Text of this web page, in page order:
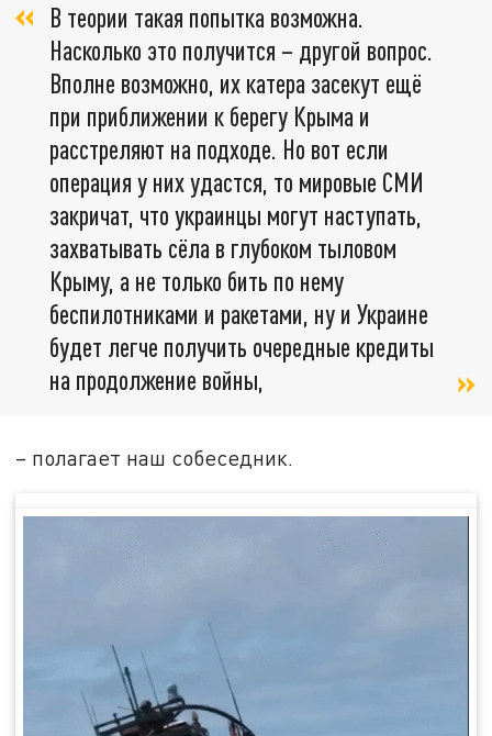
В теории такая попытка возможна.
Насколько это получится – другой вопрос.
Вполне возможно, их катера засекут ещё
при приближении к берегу Крыма и
расстреляют на подходе. Но вот если
операция у них удастся, то мировые СМИ
закричат, что украинцы могут наступать,
захватывать сёла в глубоком тыловом
Крыму, а не только бить по нему
беспилотниками и ракетами, ну и Украине
будет легче получить очередные кредиты
на продолжение войны,
– полагает наш собеседник.